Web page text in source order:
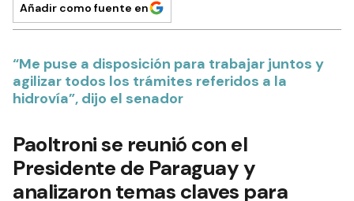
Añadir como fuente en
“Me puse a disposición para trabajar juntos y
agilizar todos los trámites referidos a la
hidrovía”, dijo el senador
Paoltroni se reunió con el
Presidente de Paraguay y
analizaron temas claves para